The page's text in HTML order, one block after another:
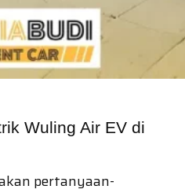
Wuling Air EV di
pertanyaan-